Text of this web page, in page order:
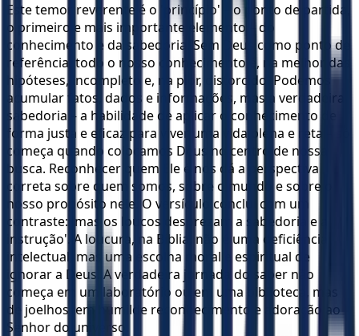
Este temor reverente é o 'princípio' – o ponto de partida,
o primeiro e mais importante elemento – do
conhecimento e da sabedoria. Sem Deus como ponto de
referência, todo o nosso conhecimento é, na melhor das
hipóteses, incompleto e, na pior, distorcido. Podemos
acumular fatos, dados e informações, mas a verdadeira
sabedoria – a habilidade de aplicar o conhecimento de
forma justa e eficaz para viver uma vida plena e reta – só
começa quando colocamos Deus no centro de nossa
busca. Reconhecer quem Ele é nos dá a perspectiva
correta sobre quem somos, sobre o mundo e sobre o
nosso propósito nele. O versículo conclui com um
contraste: 'mas os loucos desprezam a sabedoria e a
instrução'. A loucura, na Bíblia, não é uma deficiência
intelectual, mas uma escolha moral e espiritual de
ignorar a Deus. A verdadeira jornada do saber não
começa em um laboratório ou em uma biblioteca, mas
de joelhos, em humilde reconhecimento e adoração ao
Senhor do universo.